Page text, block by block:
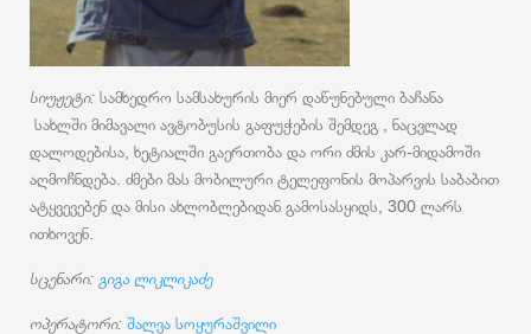
სიუჟეტი: სამხედრო სამსახურის მიერ დაწუნებული ბაჩანა
სახლში მიმავალი ავტობუსის გაფუჭების შემდეგ , ნაცვლად
დალოდებისა, ხეტიალში გაერთობა და ორი ძმის კარ-მიდამოში
აღმოჩნდება. ძმები მას მობილური ტელეფონის მოპარვის საბაბით
ატყვევებენ და მისი ახლობლებიდან გამოსასყიდს, 300 ლარს
ითხოვენ.
სცენარი: გიგა ლიკლიკაძე
ოპერატორი: შალვა სოყურაშვილი